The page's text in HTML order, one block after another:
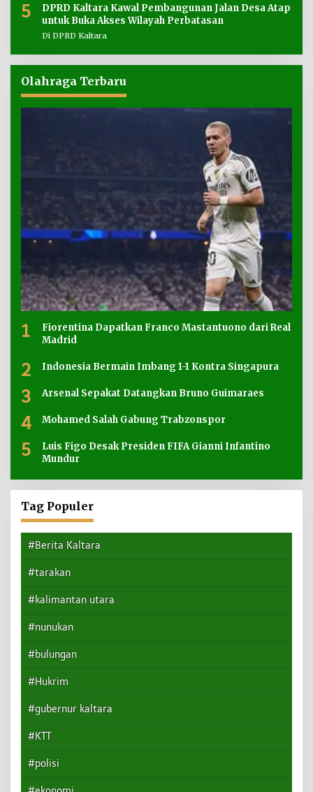
5
DPRD Kaltara Kawal Pembangunan Jalan Desa Atap
untuk Buka Akses Wilayah Perbatasan
Di DPRD Kaltara
Olahraga Terbaru
1
Fiorentina Dapatkan Franco Mastantuono dari Real
Madrid
2 Indonesia Bermain Imbang 1-1 Kontra Singapura
3 Arsenal Sepakat Datangkan Bruno Guimaraes
4 Mohamed Salah Gabung Trabzonspor
5
Luis Figo Desak Presiden FIFA Gianni Infantino
Mundur
Tag Populer
#Berita Kaltara
#tarakan
#kalimantan utara
#nunukan
#bulungan
#Hukrim
#gubernur kaltara
#KTT
#polisi